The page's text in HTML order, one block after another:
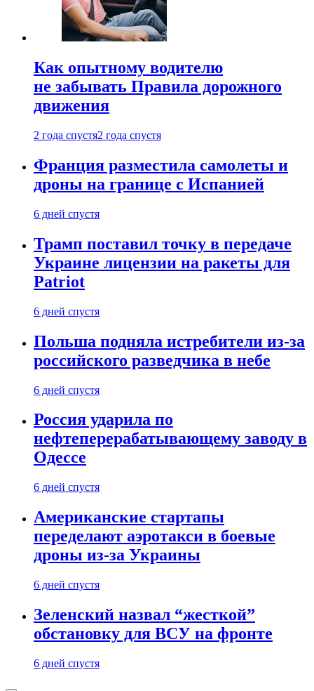
Как опытному водителю
не забывать Правила дорожного
движения
2 года спустя2 года спустя
Франция разместила самолеты и
дроны на границе с Испанией
6 дней спустя
Трамп поставил точку в передаче
Украине лицензии на ракеты для
Patriot
6 дней спустя
Польша подняла истребители из-за
российского разведчика в небе
6 дней спустя
Россия ударила по
нефтеперерабатывающему заводу в
Одессе
6 дней спустя
Американские стартапы
переделают аэротакси в боевые
дроны из-за Украины
6 дней спустя
Зеленский назвал “жесткой”
обстановку для ВСУ на фронте
6 дней спустя